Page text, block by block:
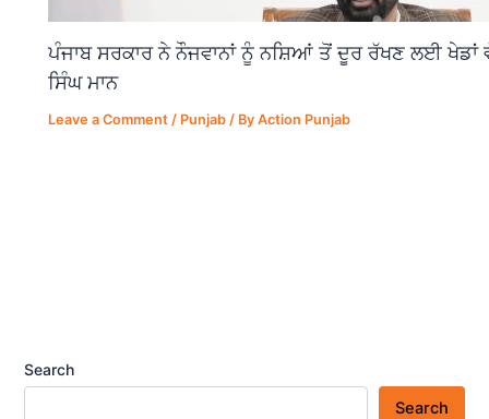
ਪੰਜਾਬ ਸਰਕਾਰ ਨੇ ਨੌਜਵਾਨਾਂ ਨੂੰ ਨਸ਼ਿਆਂ ਤੋਂ ਦੂਰ ਰੱਖਣ ਲਈ ਖੇਡਾਂ
ਸਿੰਘ ਮਾਨ
Leave a Comment / Punjab / ByAction Punjab
Search
Search